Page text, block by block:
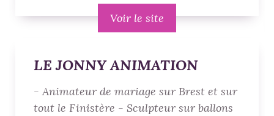
Voir le site
LE JONNY ANIMATION
- Animateur de mariage sur Brest et sur
tout le Finistère - Sculpteur sur ballons